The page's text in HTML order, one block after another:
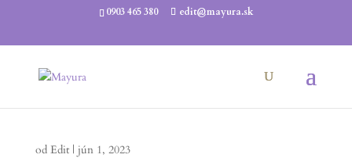
0903 465 380 edit@mayura.sk
od Edit| jún 1, 2023